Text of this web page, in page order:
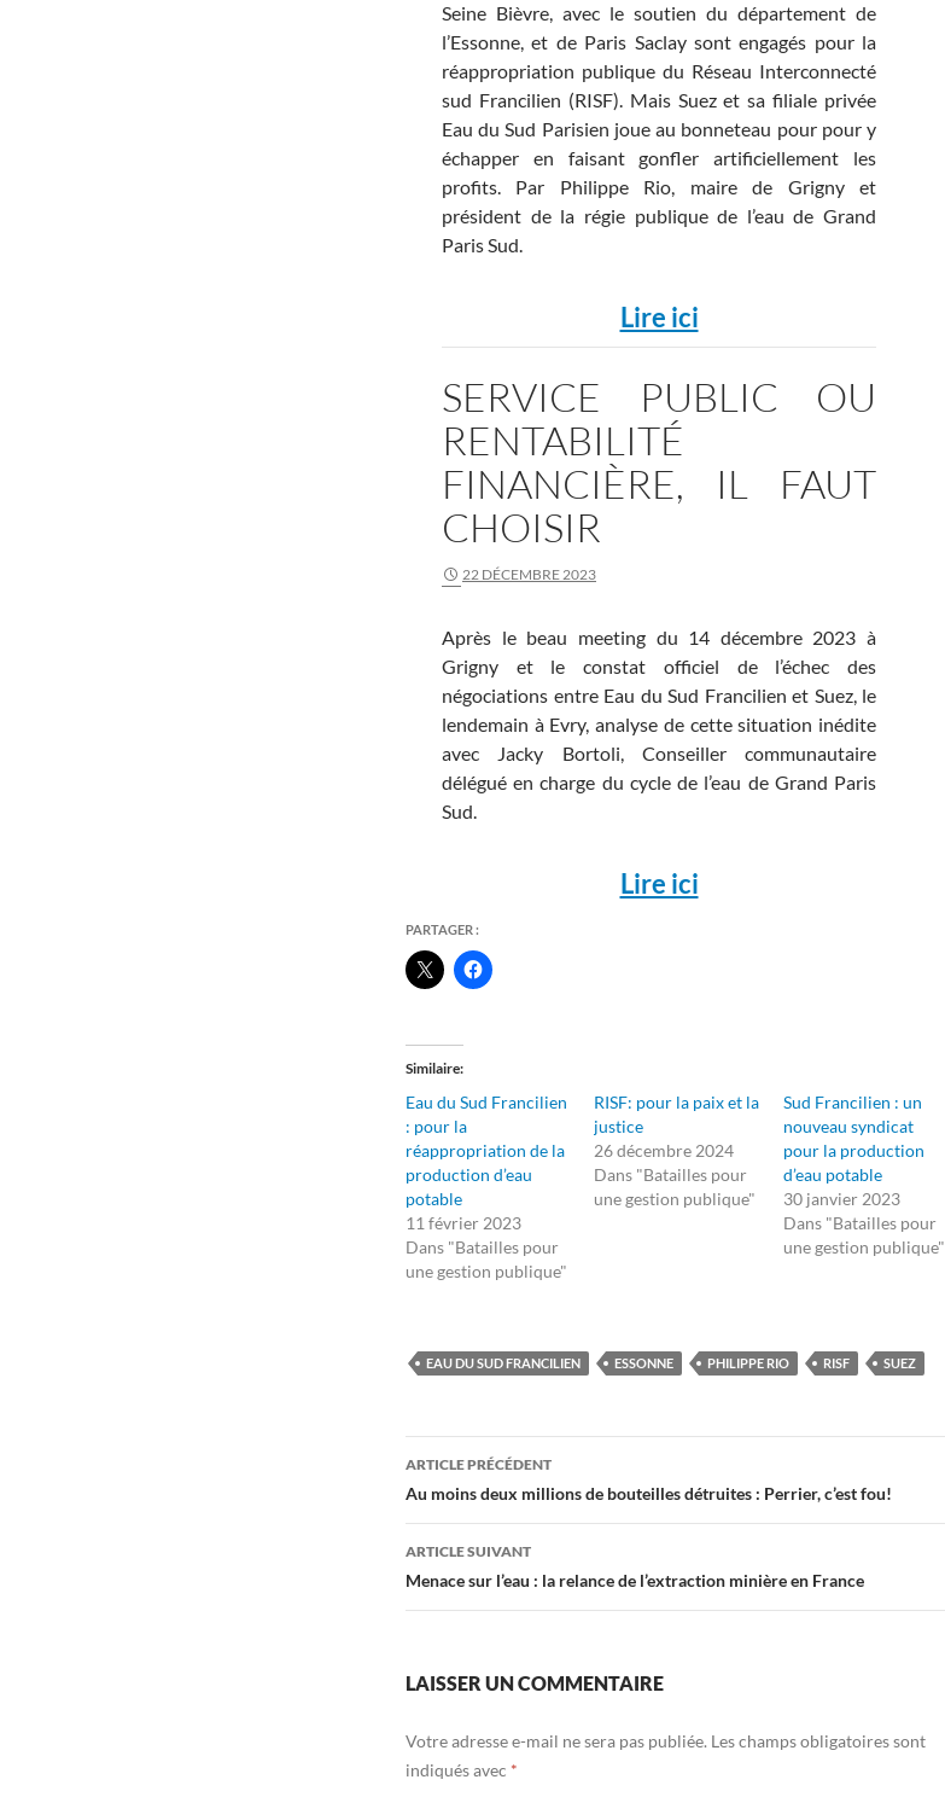
Seine Bièvre, avec le soutien du département de
l’Essonne, et de Paris Saclay sont engagés pour la
réappropriation publique du Réseau Interconnecté
sud Francilien (RISF). Mais Suez et sa filiale privée
Eau du Sud Parisien joue au bonneteau pour pour y
échapper en faisant gonfler artificiellement les
profits. Par Philippe Rio, maire de Grigny et
président de la régie publique de l’eau de Grand
Paris Sud.
Lire ici
SERVICE PUBLIC OU
RENTABILITÉ
FINANCIÈRE, IL FAUT
CHOISIR
22 DÉCEMBRE 2023
Après le beau meeting du 14 décembre 2023 à
Grigny et le constat officiel de l’échec des
négociations entre Eau du Sud Francilien et Suez, le
lendemain à Evry, analyse de cette situation inédite
avec Jacky Bortoli, Conseiller communautaire
délégué en charge du cycle de l’eau de Grand Paris
Sud.
Lire ici
PARTAGER :
Similaire
Eau du Sud Francilien
: pour la
réappropriation de la
production d’eau
potable
11 février 2023
Dans "Batailles pour
une gestion publique"
RISF: pour la paix et la
justice
26 décembre 2024
Dans "Batailles pour
une gestion publique"
Sud Francilien : un
nouveau syndicat
pour la production
d’eau potable
30 janvier 2023
Dans "Batailles pour
une gestion publique"
EAU DU SUD FRANCILIEN ESSONNE PHILIPPE RIO RISF SUEZ
Navigation
des
articles
ARTICLE PRÉCÉDENT
Au moins deux millions de bouteilles détruites : Perrier, c’est fou!
ARTICLE SUIVANT
Menace sur l’eau : la relance de l’extraction minière en France
LAISSER UN COMMENTAIRE
Votre adresse e-mail ne sera pas publiée. Les champs obligatoires sont
indiqués avec *